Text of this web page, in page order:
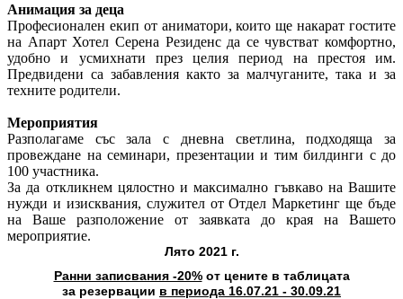
Анимация за деца
Професионален екип от аниматори, които ще накарат гостите
на Апарт Хотел Серена Резиденс да се чувстват комфортно,
удобно и усмихнати през целия период на престоя им.
Предвидени са забавления както за малчуганите, така и за
техните родители.
Мероприятия
Разполагаме със зала с дневна светлина, подходяща за
провеждане на семинари, презентации и тим билдинги с до
100 участника.
За да откликнем цялостно и максимално гъвкаво на Вашите
нужди и изисквания, служител от Отдел Маркетинг ще бъде
на Ваше разположение от заявката до края на Вашето
мероприятие.
Лято 2021 г.
Ранни записвания -20%от цените в таблицата
за резервации в периода 16.07.21 - 30.09.21